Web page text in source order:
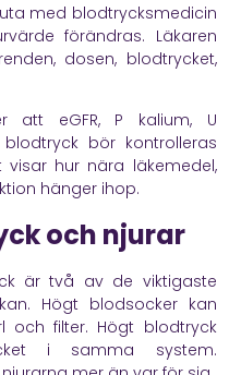
med blodtrycksmedicin
förändras. Läkaren
dosen, blodtrycket,
att eGFR, P kalium, U
bör kontrolleras
visar hur nära läkemedel,
hänger ihop.
och njurar
är två av de viktigaste
Högt blodsocker kan
och filter. Högt blodtryck
i samma system.